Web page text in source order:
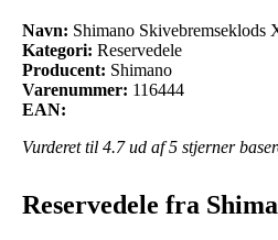
Navn: Shimano
Kategori: Reservedele
Producent: Shimano
Varenummer: 116444
EAN:
Vurderet til 4.7ud af 5 stjerner
Reservedele fra